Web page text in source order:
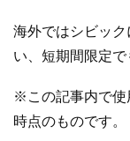
海外ではシビッ
い、短期間限定で
※この記事内で使
時点のものです。